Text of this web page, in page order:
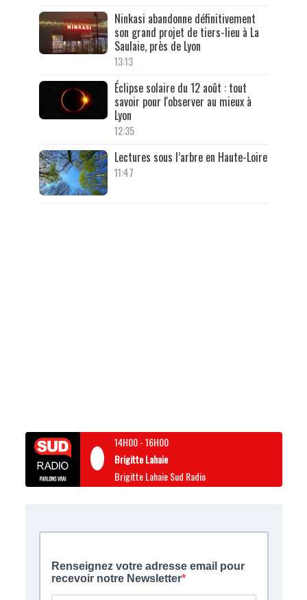
Ninkasi abandonne définitivement
son grand projet de tiers-lieu à La
Saulaie, près de Lyon
13:13
Éclipse solaire du 12 août : tout
savoir pour l'observer au mieux à
Lyon
12:35
Lectures sous l’arbre en Haute-Loire
11:47
14H00-16H00
Brigitte Lahaie
Brigitte Lahaie Sud Radio